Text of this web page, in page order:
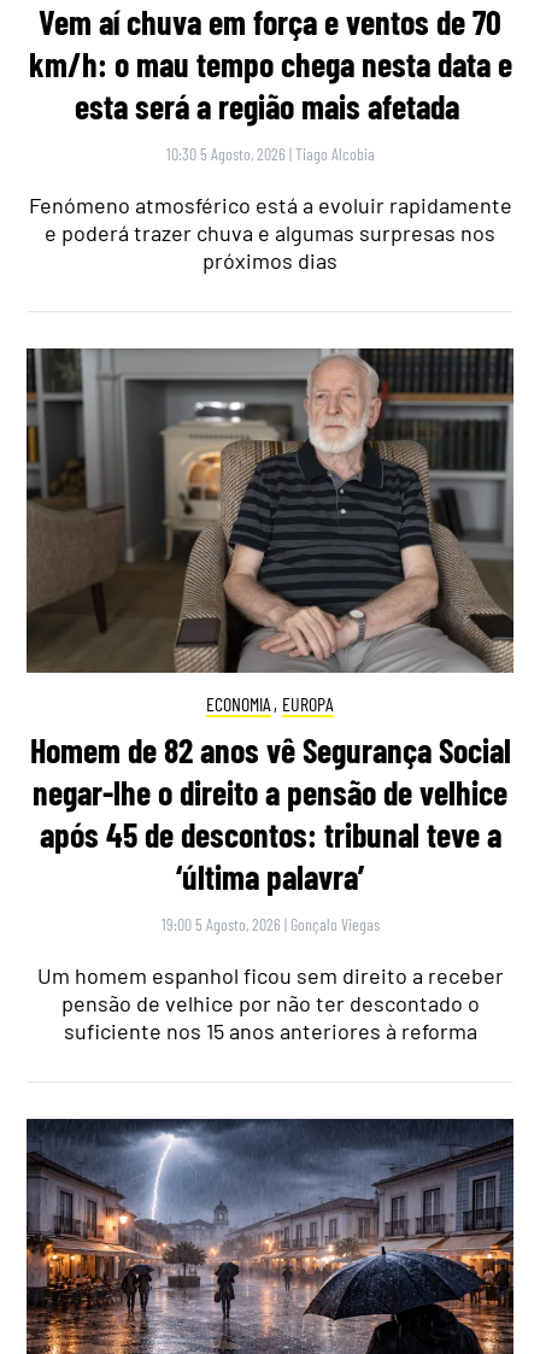
Vem aí chuva em força e ventos de 70
km/h: o mau tempo chega nesta data e
esta será a região mais afetada
10:30 5 Agosto, 2026 |Tiago Alcobia
Fenómeno atmosférico está a evoluir rapidamente
e poderá trazer chuva e algumas surpresas nos
próximos dias
ECONOMIA , EUROPA
Homem de 82 anos vê Segurança Social
negar-lhe o direito a pensão de velhice
após 45 de descontos: tribunal teve a
‘última palavra’
19:00 5 Agosto, 2026 | Gonçalo Viegas
Um homem espanhol ficou sem direito a receber
pensão de velhice por não ter descontado o
suficiente nos 15 anos anteriores à reforma